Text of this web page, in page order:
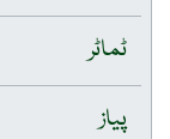
ٹماٹر
پیاز